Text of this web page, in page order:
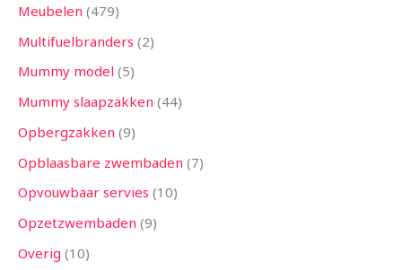
Meubelen 479
Multifuelbranders 2
Mummy model 5
Mummy slaapzakken 44
Opbergzakken 9
Opblaasbare zwembaden 7
Opvouwbaar servies 10
Opzetzwembaden 9
Overig 10